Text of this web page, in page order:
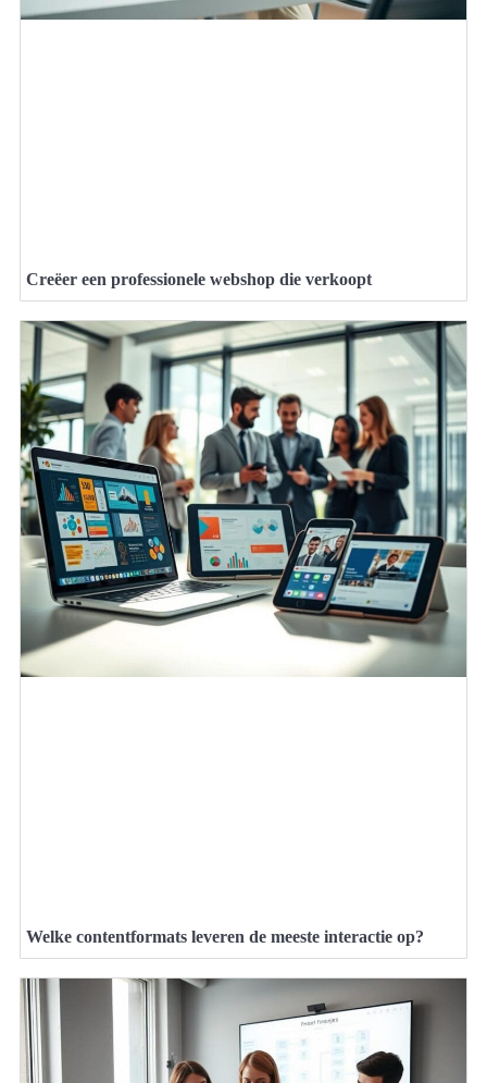
Creëer een professionele webshop die verkoopt
Welke contentformats leveren de meeste interactie op?